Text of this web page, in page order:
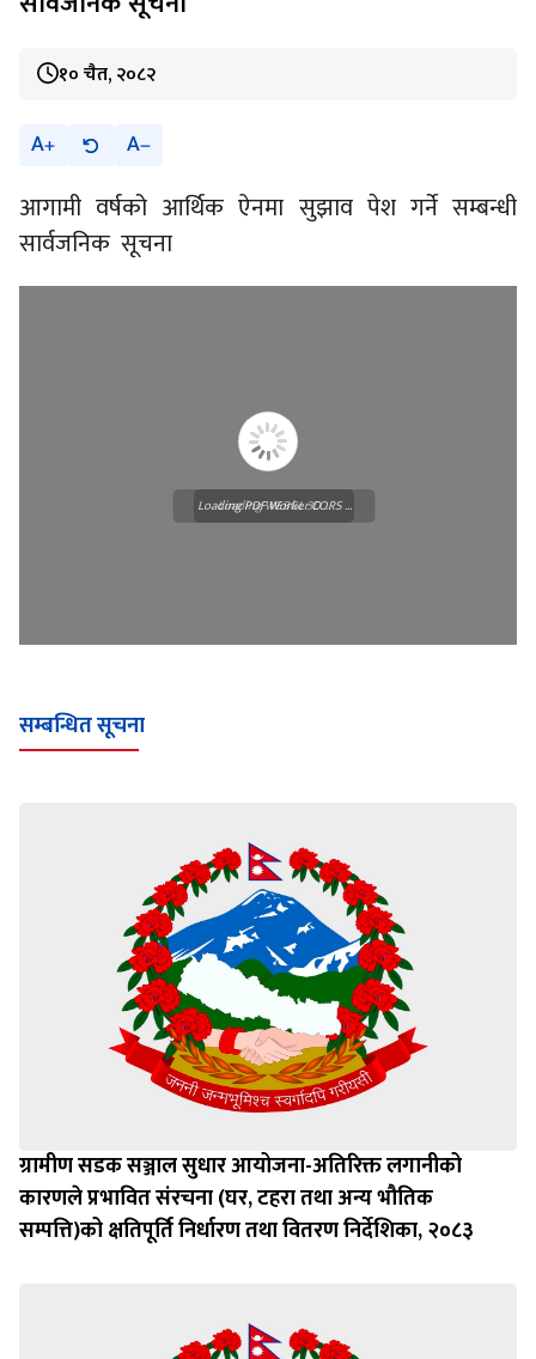
१० चैत, २०८२
A A
आगामी वर्षको आर्थिक ऐनमा सुझाव पेश गर्ने सम्बन्धी
सार्वजनिक सूचना
Loading WEBGL 3D ...
Loading PDF Worker CORS ...
सम्बन्धित सूचना
ग्रामीण सडक सञ्जाल सुधार आयोजना-अतिरिक्त लगानीको
कारणले प्रभावित संरचना (घर, टहरा तथा अन्य भौतिक
सम्पत्ति)को क्षतिपूर्ति निर्धारण तथा वितरण निर्देशिका, २०८३